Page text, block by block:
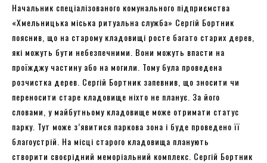
Начальник спеціалізованого комунального підприємства
«Хмельницька міська ритуальна служба» Сергій Бортник
пояснив, що на старому кладовищі росте багато старих дерев,
які можуть бути небезпечними. Вони можуть впасти на
проїжджу частину або на могили. Тому була проведена
розчистка дерев. Сергій Бортник запевнив, що зносити чи
переносити старе кладовище ніхто не планує. За його
словами, у майбутньому кладовище може отримати статус
парку. Тут може з’явитися паркова зона і буде проведено її
благоустрій. На місці старого кладовища планують
створити своєрідний меморіальний комплекс. Сергій Бортник